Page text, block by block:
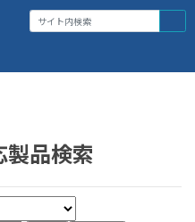
製品検索